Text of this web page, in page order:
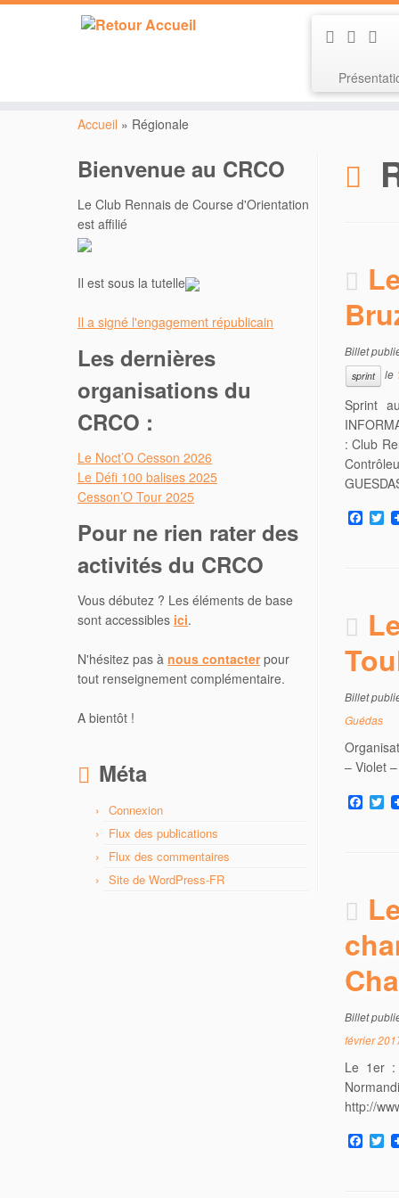
Accueil » Régionale
Bienvenue au CRCO
Le Club Rennais de Course d'Orientation
est affilié
Il est sous la tutelle
Il a signé l'engagement républicain
Les dernières
organisations du
CRCO :
Le Noct’O Cesson 2026
Le Défi 100 balises 2025
Cesson’O Tour 2025
Pour ne rien rater des
activités du CRCO
Vous débutez ? Les éléments de base
sont accessibles ici.
N'hésitez pas à nous contacterpour
tout renseignement complémentaire.
A bientôt !
Méta
Connexion
Flux des publications
Flux des commentaires
Site de WordPress-FR
Billet
sprint
le
Sprint
: Club
F
a
T
w
Billet
Guédas
– Violet
F
a
T
w
Billet
février
Le 1er :
http://
F
a
T
w